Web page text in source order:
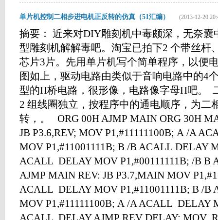
单片机控制二相步进电机正反转的仿真（51汇编） (2013-12-20
摘要： 近来对DIY雕刻机中毒颇深，无奈囊
型雕刻机解解毒吧。淘宝已拍下2 个带丝杆
芯片3片。先用单片机写个简单程序，以便
图如上，驱动电路由类似于音响电路中的4
型的H桥电路，很形像，电路像字母H吧。
2 组线圈独立，按程序中的通电顺序，为二
转，。 ORG 00H AJMP MAIN ORG 30H
JB P3.6,REV; MOV P1,#11111100B; A /A
MOV P1,#11001111B; B /B ACALL DELAY
ACALL DELAY MOV P1,#00111111B; /B B
AJMP MAIN REV: JB P3.7,MAIN MOV
ACALL DELAY MOV P1,#11001111B; B /B
MOV P1,#11111100B; A /A ACALL DELAY
ACALL DELAY AJMP REV DELAY: MOV